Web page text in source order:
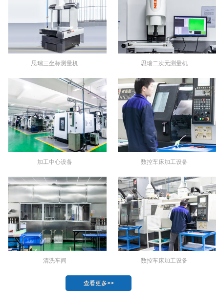
思瑞三坐标测量机 思瑞二次元测量机
加工中心设备 数控车床加工设备
清洗车间 数控车床加工设备
查看更多>>